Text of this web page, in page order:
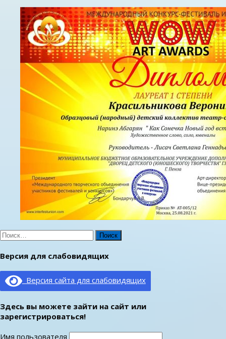
Найти:
Версия для слабовидящих
Версия сайта для слабовидящих
Здесь вы можете зайти на сайт или
зарегистрироваться!
Имя пользователя